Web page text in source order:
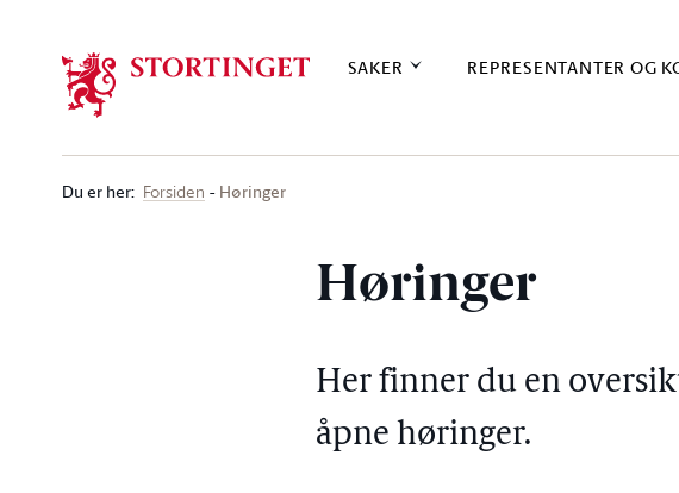
SAKER REPRESENTANTER OG
Du er her: Forsiden Høringer
Høringer
Her finner du en
åpne høringer.